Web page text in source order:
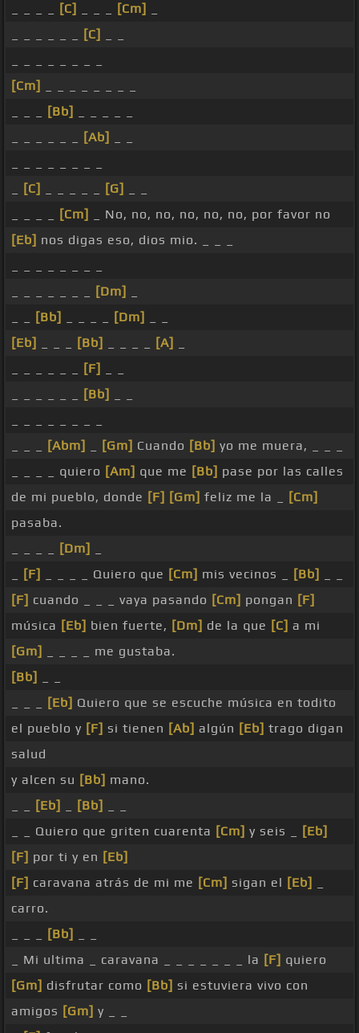
[C] [Cm]
[C]
[Cm]
[Bb]
[Ab]
[C] [G]
[Cm]
_ No, no, no, no, no, no, por favor no
[Eb] nos digas eso, dios mio. _ _ _
[Dm]
[Bb] [Dm]
[Eb]
[Bb] [A]
[F]
[Bb]
[Abm] [Gm] Cuando [Bb] yo me muera, _ _ _
_ _ _ _ quiero [Am] que me [Bb] pase por las calles
de mi pueblo, donde [F] [Gm] feliz me la _
[Cm]
pasaba.
[Dm]
[F] _ _ _ _ Quiero que [Cm] mis vecinos _ [Bb]
[F] cuando _ _ _ vaya pasando [Cm] pongan [F]
música [Eb] bien fuerte, [Dm] de la que [C] a mi
[Gm]
_ _ _ _ me gustaba.
[Bb]
[Eb] Quiero que se escuche música en todito
el pueblo y [F] si tienen [Ab] algún [Eb] trago digan
salud
y alcen su [Bb] mano.
[Eb] [Bb]
_ _ Quiero que griten cuarenta [Cm] y seis _
[Eb]
[F] por ti y en [Eb]
[F] caravana atrás de mi me [Cm] sigan el [Eb]
carro.
[Bb]
_ Mi ultima _ caravana _ _ _ _ _ _ _ la [F] quiero
[Gm] disfrutar como [Bb] si estuviera vivo con
amigos [Gm] y _ _